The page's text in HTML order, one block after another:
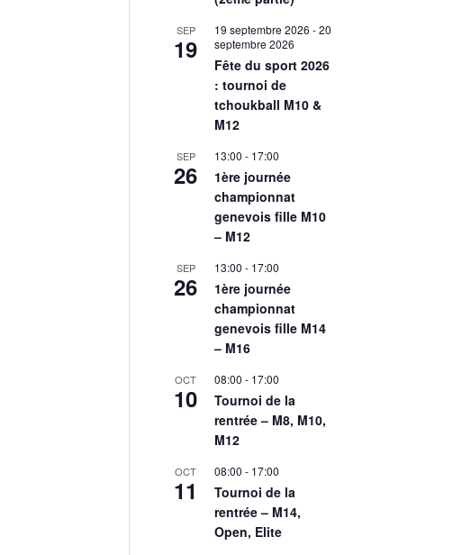
SEP
19
19 septembre 2026 -20
septembre 2026
Fête du sport 2026
: tournoi de
tchoukball M10 &
M12
SEP
26
13:00 - 17:00
1ère journée
championnat
genevois fille M10
– M12
SEP
26
13:00 - 17:00
1ère journée
championnat
genevois fille M14
– M16
OCT
10
08:00 - 17:00
Tournoi de la
rentrée – M8, M10,
M12
OCT
11
08:00 - 17:00
Tournoi de la
rentrée – M14,
Open, Elite